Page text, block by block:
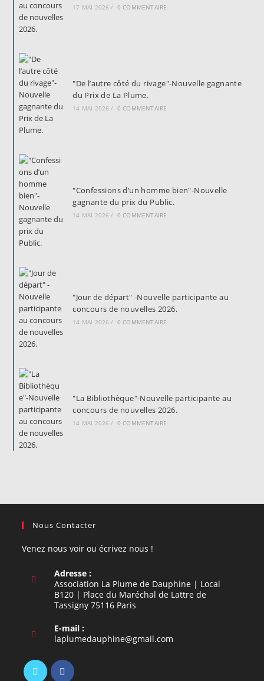
17 MAI 2026 / 0 COMMENTAIRE
"De l’autre côté du rivage"-Nouvelle gagnante
du Prix de La Plume.
14 MAI 2026 / 0 COMMENTAIRE
"Confessions d’un homme bien"-Nouvelle
gagnante du prix du Public.
14 MAI 2026 / 0 COMMENTAIRE
"Jour de départ" -Nouvelle participante au
concours de nouvelles 2026.
14 MAI 2026 / 0 COMMENTAIRE
"La Bibliothèque"-Nouvelle participante au
concours de nouvelles 2026.
14 MAI 2026 / 0 COMMENTAIRE
Nous Contacter
Venez nous voir ou écrivez nous !
Adresse :
Association La Plume de Dauphine | Local
B120 | Place du Maréchal de Lattre de
Tassigny 75116 Paris
E-mail :
laplumedauphine@gmail.com